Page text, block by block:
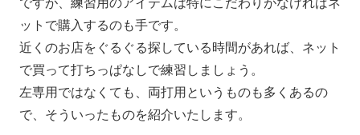
ットで購入するのも手です。
近くのお店をぐるぐる探している時間があれば、ネット
で買って打ちっぱなしで練習しましょう。
左専用ではなくても、両打用というものも多くあるの
で、そういったものを紹介いたします。